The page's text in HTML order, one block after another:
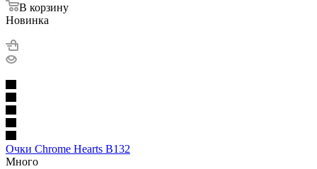
В корзину
Новинка
Очки Chrome Hearts B132
Много